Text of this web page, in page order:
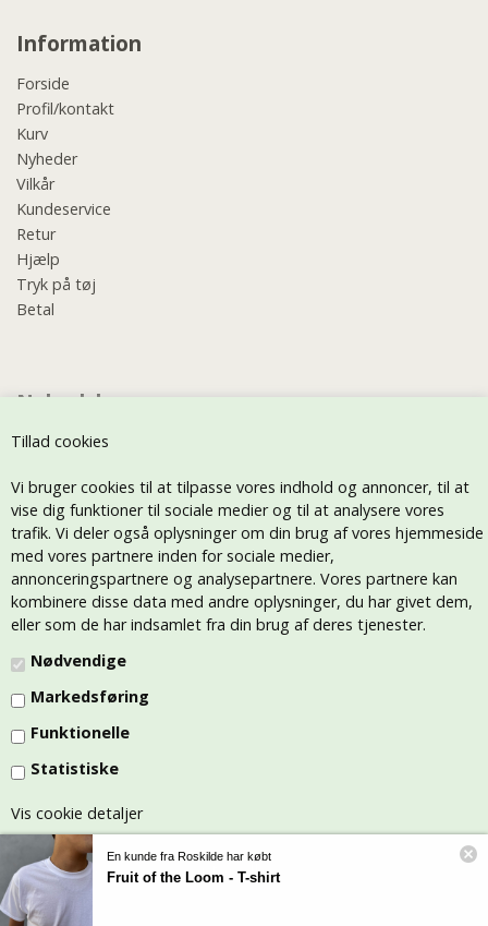
Tillad cookies
Vi bruger cookies til at tilpasse vores indhold og annoncer, til at
vise dig funktioner til sociale medier og til at analysere vores
trafik. Vi deler også oplysninger om din brug af vores hjemmeside
med vores partnere inden for sociale medier,
annonceringspartnere og analysepartnere. Vores partnere kan
kombinere disse data med andre oplysninger, du har givet dem,
eller som de har indsamlet fra din brug af deres tjenester.
Nødvendige
Markedsføring
Funktionelle
Statistiske
Vis cookie detaljer
Information
Forside
Profil/kontakt
Kurv
Nyheder
Vilkår
Kundeservice
Retur
Hjælp
Tryk på tøj
Betal
Nyhedsbrev
En kunde fra Roskilde har købt
Fruit of the Loom - T-shirt